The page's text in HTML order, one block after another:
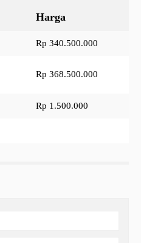
Harga
Rp 340.500.000
Rp 368.500.000
Rp 1.500.000